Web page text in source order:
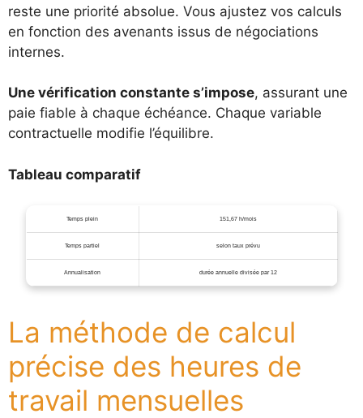
reste une priorité absolue. Vous ajustez vos calculs
en fonction des avenants issus de négociations
internes.
Une vérification constante s’impose, assurant une
paie fiable à chaque échéance. Chaque variable
contractuelle modifie l’équilibre.
Tableau comparatif
Temps plein 151,67 h/mois
Temps partiel selon taux prévu
Annualisation durée annuelle divisée par 12
La méthode de calcul
précise des heures de
travail mensuelles